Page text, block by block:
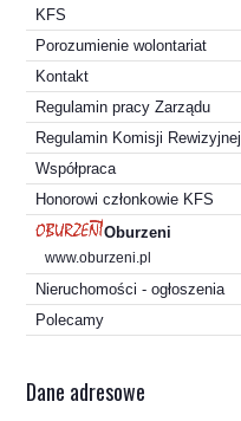
KFS
Porozumienie wolontariat
Kontakt
Regulamin pracy Zarządu
Regulamin Komisji Rewizyjnej
Współpraca
Honorowi członkowie KFS
Oburzeni
www.oburzeni.pl
Nieruchomości - ogłoszenia
Polecamy
Dane adresowe